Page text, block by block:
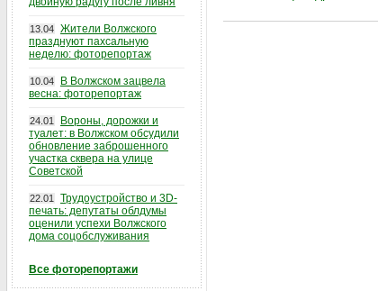
13.04 Жители Волжского
празднуют пахсальную
неделю: фоторепортаж
10.04
В Волжском зацвела
весна: фоторепортаж
24.01
Вороны, дорожки и
туалет: в Волжском обсудили
обновление заброшенного
участка сквера на улице
Советской
22.01
Трудоустройство и 3D-
печать: депутаты облдумы
оценили успехи Волжского
дома соцобслуживания
Все фоторепортажи